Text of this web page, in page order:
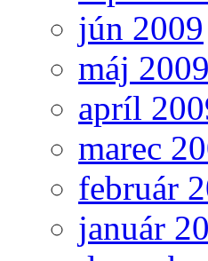
jún 2009
máj 2009
apríl
marec
február
január